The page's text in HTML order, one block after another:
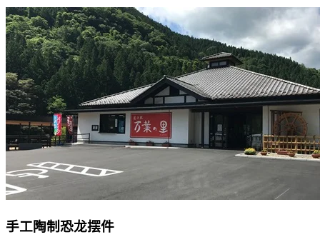
手工陶制恐龙摆件